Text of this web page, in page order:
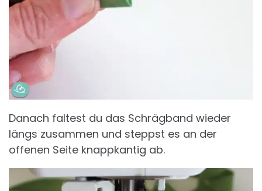
Danach faltest du das Schrägband wieder
längs zusammen und steppst es an der
offenen Seite knappkantig ab.